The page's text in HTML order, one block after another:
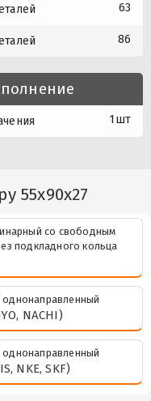
63
86
1шт
55x90x27
со свободным
подкладного кольца
NACHI)
NKE, SKF)